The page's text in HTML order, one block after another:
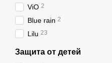
ViO 2
Blue rain 2
Lilu 23
Защита от детей